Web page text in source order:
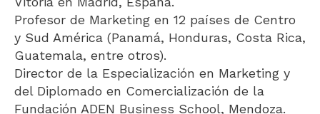
Profesor de Marketing en 12 países de Centro
y Sud América (Panamá, Honduras, Costa Rica,
Guatemala, entre otros).
Director de la Especialización en Marketing y
del Diplomado en Comercialización de la
Fundación ADEN Business School, Mendoza.